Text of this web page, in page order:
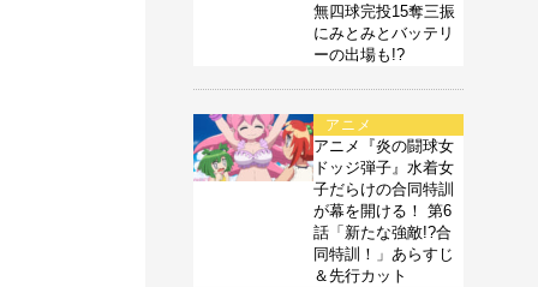
無四球完投15奪三振
にみとみとバッテリ
ーの出場も!?
アニメ
アニメ『炎の闘球女
ドッジ弾子』水着女
子だらけの合同特訓
が幕を開ける！ 第6
話「新たな強敵!?合
同特訓！」あらすじ
＆先行カット